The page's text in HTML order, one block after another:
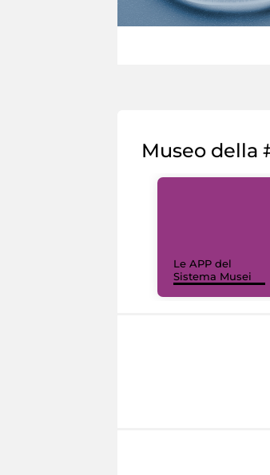
Museo della
Le APP del
Sistema Musei